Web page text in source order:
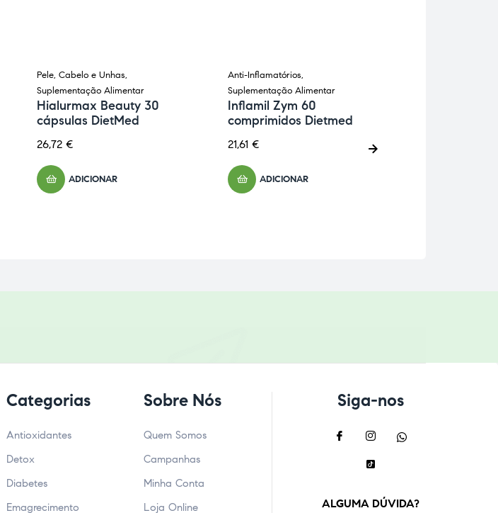
Pele, Cabelo e Unhas,
Suplementação Alimentar
Hialurmax Beauty 30
cápsulas DietMed
26,72 €
ADICIONAR
Anti-Inflamatórios,
Suplementação Alimentar
Inflamil Zym 60
comprimidos Dietmed
21,61 €
ADICIONAR
Categorias
Antioxidantes
Detox
Diabetes
Emagrecimento
Sobre Nós
Quem Somos
Campanhas
Minha Conta
Loja Online
Siga-nos
ALGUMA DÚVIDA?